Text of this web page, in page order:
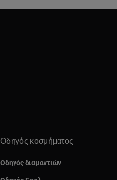
Οδηγός κοσμήματος
Οδηγός διαμαντιών